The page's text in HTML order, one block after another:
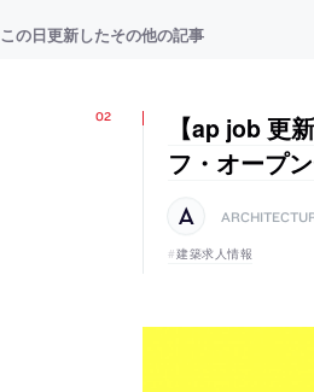
この日更新したその他の記事
【ap job 更
フ・オープ
建築求人情報